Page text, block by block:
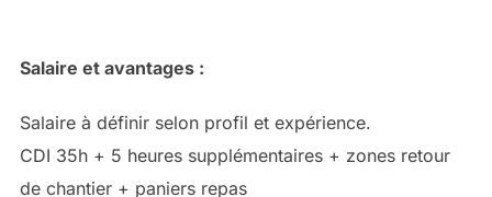
Salaire et avantages :
Salaire à définir selon profil et expérience.
CDI 35h + 5 heures supplémentaires + zones retour
de chantier + paniers repas